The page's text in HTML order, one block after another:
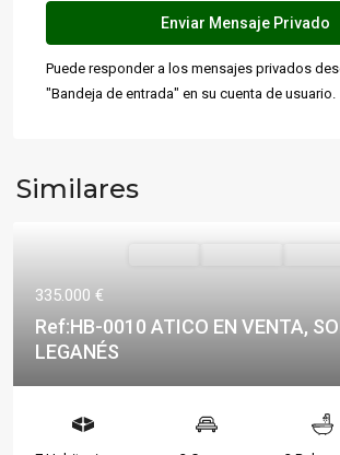
Puede responder a los mensajes privados
"Bandeja de entrada" en su cuenta de usuario.
Similares
335.000 €
Ref:HB-0010 ATICO EN VENTA,
LEGANÉS